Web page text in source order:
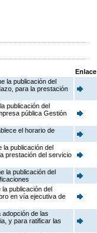
Enlace
la publicación del
para la prestación
publicación del
pública Gestión
el horario de
publicación del
prestación del servicio
la publicación del
publicación del
en vía ejecutiva de
de las
y para ratificar las